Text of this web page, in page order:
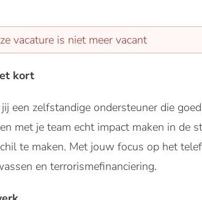
vacature is niet meer vacant
kort
een zelfstandige ondersteuner die
met je team echt impact maken in de
te maken. Met jouw focus op het
en terrorismefinanciering.